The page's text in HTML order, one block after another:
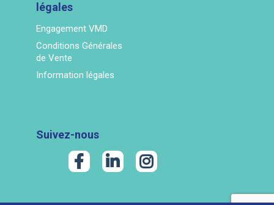
légales
Engagement VMD
Conditions Générales
de Vente
Information légales
Suivez-nous